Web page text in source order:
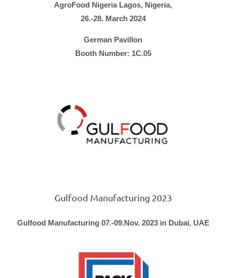
AgroFood Nigeria Lagos, Nigeria,
26.-28. March 2024
German Pavillon
Booth Number: 1C.05
Gulfood Manufacturing 2023
Gulfood Manufacturing 07.-09.Nov. 2023 in Dubai, UAE